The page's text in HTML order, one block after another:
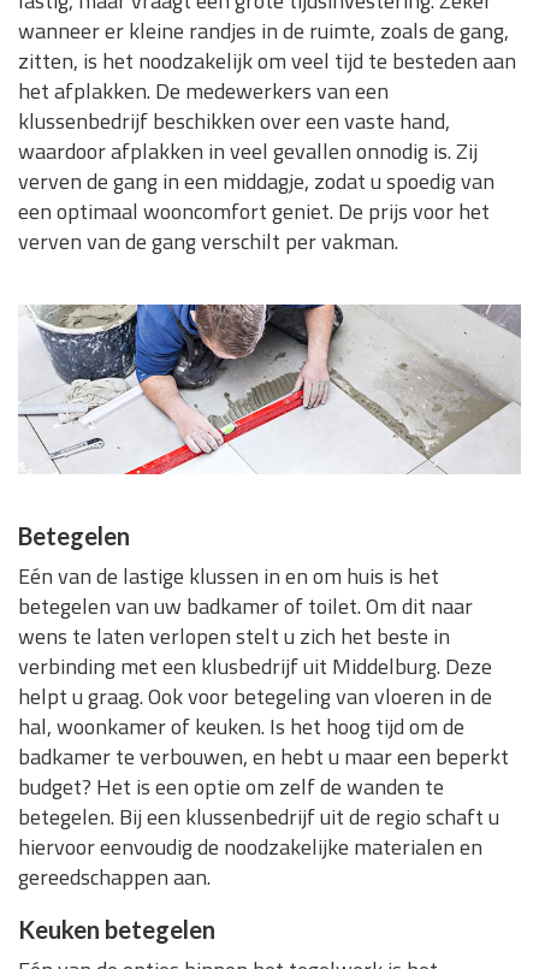
wanneer er kleine randjes in de ruimte, zoals de gang,
zitten, is het noodzakelijk om veel tijd te besteden aan
het afplakken. De medewerkers van een
klussenbedrijf beschikken over een vaste hand,
waardoor afplakken in veel gevallen onnodig is. Zij
verven de gang in een middagje, zodat u spoedig van
een optimaal wooncomfort geniet. De prijs voor het
verven van de gang verschilt per vakman.
Betegelen
Eén van de lastige klussen in en om huis is het
betegelen van uw badkamer of toilet. Om dit naar
wens te laten verlopen stelt u zich het beste in
verbinding met een klusbedrijf uit Middelburg. Deze
helpt u graag. Ook voor betegeling van vloeren in de
hal, woonkamer of keuken. Is het hoog tijd om de
badkamer te verbouwen, en hebt u maar een beperkt
budget? Het is een optie om zelf de wanden te
betegelen. Bij een klussenbedrijf uit de regio schaft u
hiervoor eenvoudig de noodzakelijke materialen en
gereedschappen aan.
Keuken betegelen